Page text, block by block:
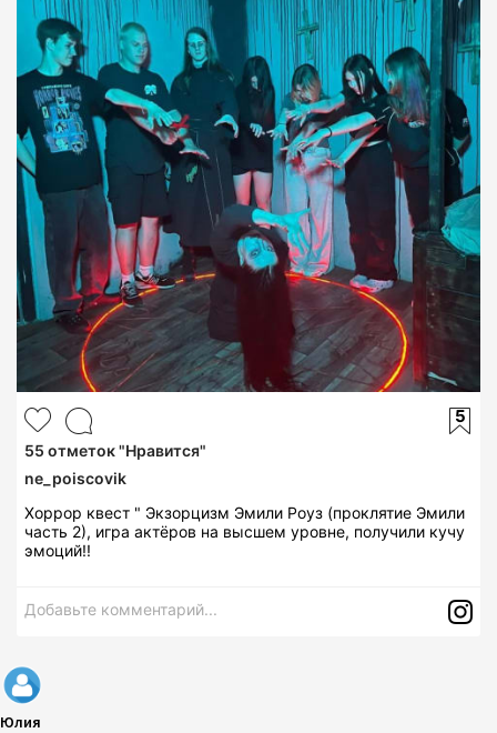
5
55 отметок "Нравится"
ne_poiscovik
Хоррор квест " Экзорцизм Эмили Роуз (проклятие Эмили
часть 2), игра актёров на высшем уровне, получили кучу
эмоций!!
Добавьте комментарий...
Юлия